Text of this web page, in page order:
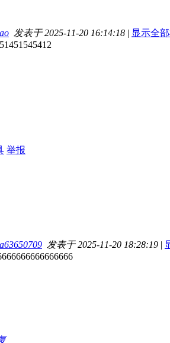
发表于 2025-11-20 16:14:18 | 显示全
举报
a63650709 发表于 2025-11-20 18:28:19 |